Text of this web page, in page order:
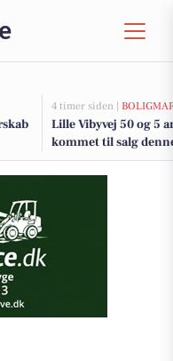
4 timer siden |
Lille Vibyvej 50 og 5
kommet til salg
boligerne her.
er frostfrie?